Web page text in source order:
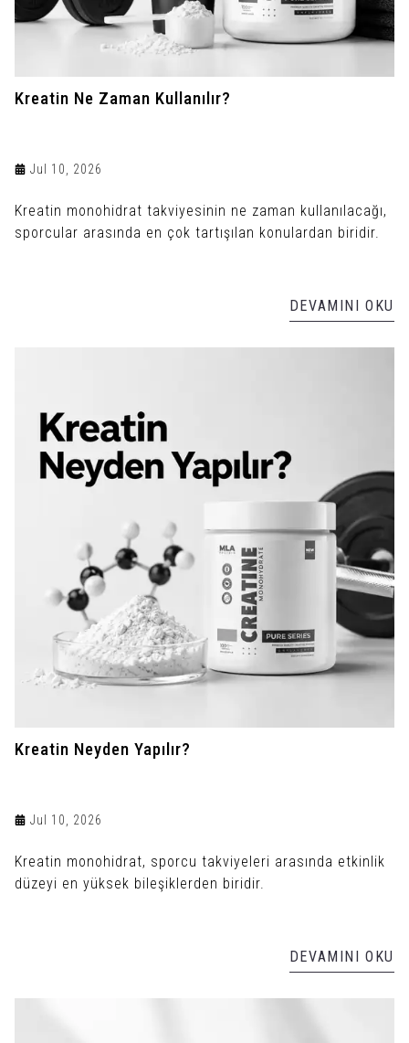
Kreatin Ne Zaman Kullanılır?
Jul 10, 2026
Kreatin monohidrat takviyesinin ne zaman kullanılacağı,
sporcular arasında en çok tartışılan konulardan biridir.
DEVAMINI OKU
Kreatin Neyden Yapılır?
Jul 10, 2026
Kreatin monohidrat, sporcu takviyeleri arasında etkinlik
düzeyi en yüksek bileşiklerden biridir.
DEVAMINI OKU